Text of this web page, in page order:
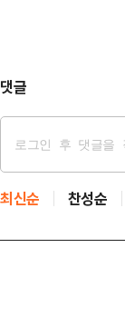
댓글
최신순 찬성순